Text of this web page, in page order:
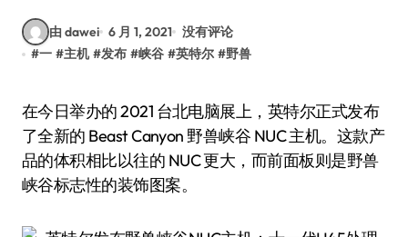
由 dawei 6 月 1, 2021 没有评论
#一 #主机 #发布 #峡谷 #英特尔 #野兽
在今日举办的 2021 台北电脑展上，英特尔正式发布
了全新的 Beast Canyon 野兽峡谷 NUC 主机。这款产
品的体积相比以往的 NUC 更大，而前面板则是野兽
峡谷标志性的装饰图案。